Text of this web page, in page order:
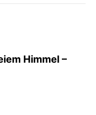
Himmel –